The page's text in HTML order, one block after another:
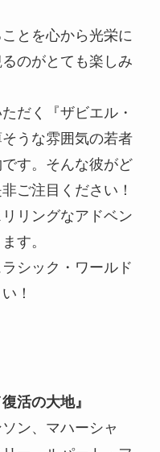
とを心から光栄に
のがとても楽しみ
だく『ザビエル・
うな雰囲気の若者
す。そんな彼がど
ご注目ください！
リングなアドベン
す。
シック・ワールド
！
活の大地』
ン、マハーシャ